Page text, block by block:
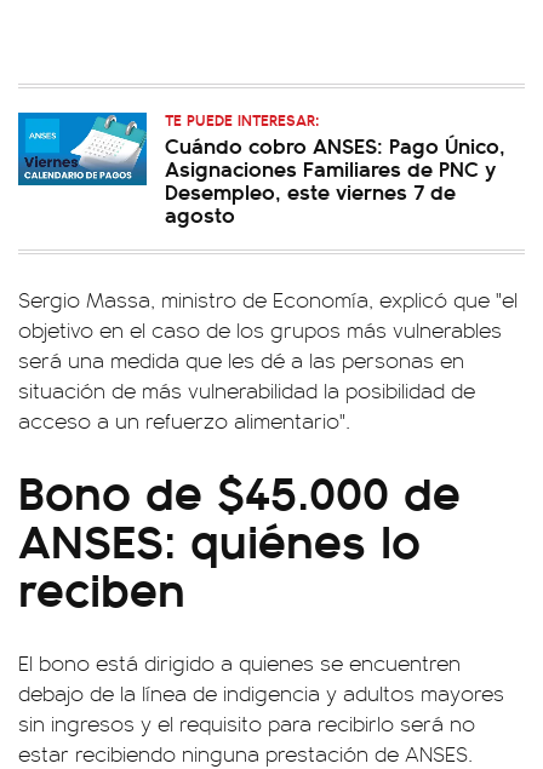
TE PUEDE INTERESAR:
Cuándo cobro ANSES: Pago Único,
Asignaciones Familiares de PNC y
Desempleo, este viernes 7 de
agosto
Sergio Massa, ministro de Economía, explicó que "el
objetivo en el caso de los grupos más vulnerables
será una medida que les dé a las personas en
situación de más vulnerabilidad la posibilidad de
acceso a un refuerzo alimentario".
Bono de $45.000 de
ANSES: quiénes lo
reciben
El bono está dirigido a quienes se encuentren
debajo de la línea de indigencia y adultos mayores
sin ingresos y el requisito para recibirlo será no
estar recibiendo ninguna prestación de ANSES.